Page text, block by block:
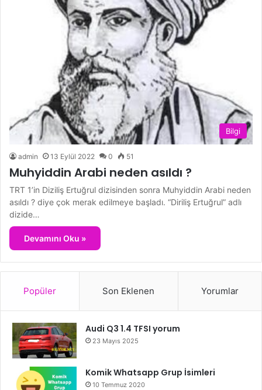
Bilgi
admin 13 Eylül 2022 0 51
Muhyiddin Arabi neden asıldı ?
TRT 1’in Diziliş Ertuğrul dizisinden sonra Muhyiddin Arabi neden
asıldı ? diye çok merak edilmeye başladı. “Diriliş Ertuğrul” adlı
dizide…
Devamını Oku »
Popüler Son Eklenen Yorumlar
Audi Q3 1.4 TFSI yorum
23 Mayıs 2025
Komik Whatsapp Grup İsimleri
10 Temmuz 2020